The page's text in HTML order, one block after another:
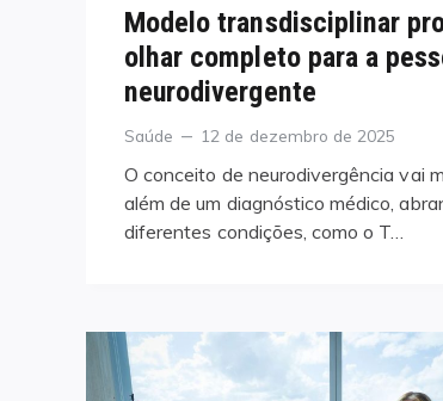
Modelo transdisciplinar
olhar completo para a
neurodivergente
Categories
Saúde
Posted
12 de dezembro de 2025
O conceito de neurodivergência vai
além de um diagnóstico médico,
diferentes condições, como o T…